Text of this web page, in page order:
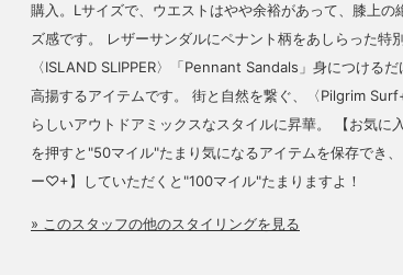
購入。Lサイズで、ウエストはやや余裕があって、膝上の
ズ感です。 レザーサンダルにペナント柄をあしらった特
〈ISLAND SLIPPER〉「Pennant Sandals」身につける
高揚するアイテムです。 街と自然を繋ぐ、〈Pilgrim
らしいアウトドアミックスなスタイルに昇華。 【お気に
を押すと"50マイル"たまり気になるアイテムを保存でき
ー♡+】していただくと"100マイル"たまりますよ！
» このスタッフの他のスタイリングを見る